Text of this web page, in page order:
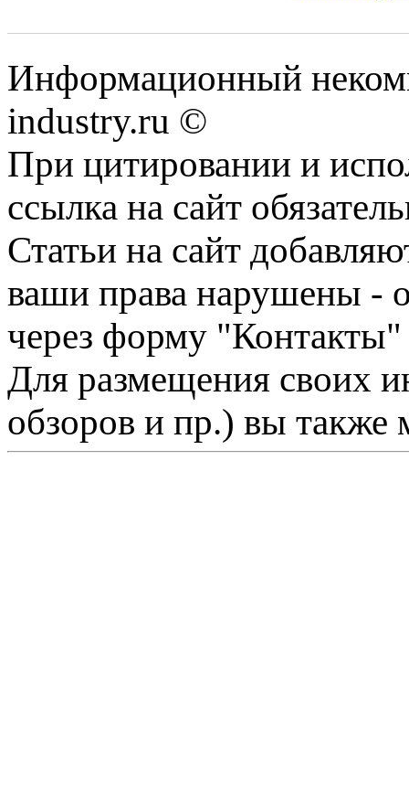
Информационный
industry.ru ©
При цитировании и
ссылка на сайт
Статьи на сайт
ваши права нарушены -
через форму "Контакты"
Для размещения своих
обзоров и пр.) вы также